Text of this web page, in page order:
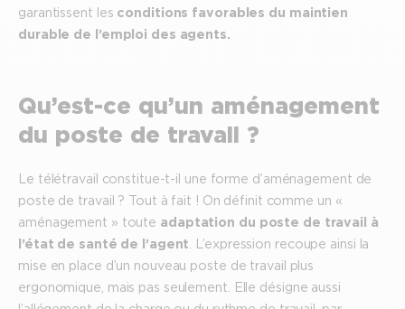
garantissent les conditions favorables du maintien
durable de l’emploi des agents.
Qu’est-ce qu’un aménagement
du poste de travail ?
Le télétravail constitue-t-il une forme d’aménagement de
poste de travail ? Tout à fait ! On définit comme un «
aménagement » toute adaptation du poste de travail à
l’état de santé de l’agent . L’expression recoupe ainsi la
mise en place d’un nouveau poste de travail plus
ergonomique, mais pas seulement. Elle désigne aussi